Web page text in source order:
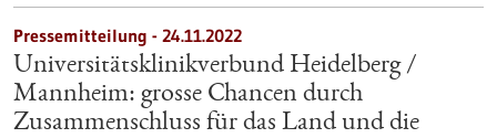
Pressemitteilung - 24.11.2022
Universitätsklinikverbund Heidelberg /
Mannheim: grosse Chancen durch
Zusammenschluss für das Land und die